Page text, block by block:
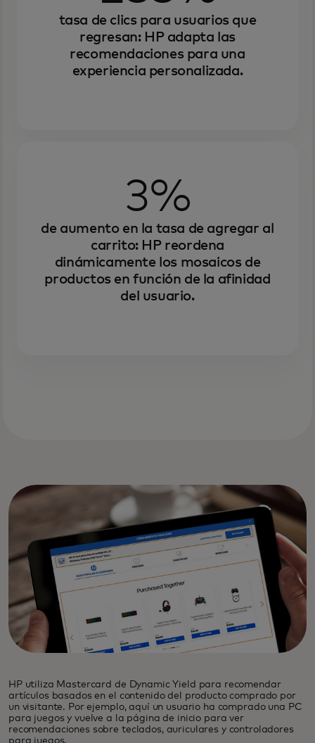
tasa de clics para usuarios que
regresan: HP adapta las
recomendaciones para una
experiencia personalizada.
3%
de aumento en la tasa de agregar al
carrito: HP reordena
dinámicamente los mosaicos de
productos en función de la afinidad
del usuario.
HP utiliza Mastercard de Dynamic Yield para recomendar
artículos basados en el contenido del producto comprado por
un visitante. Por ejemplo, aquí un usuario ha comprado una PC
para juegos y vuelve a la página de inicio para ver
recomendaciones sobre teclados, auriculares y controladores